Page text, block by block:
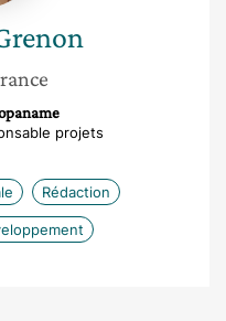
projets
Rédaction